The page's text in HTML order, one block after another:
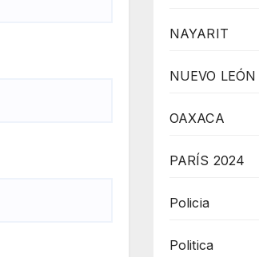
NAYARIT
NUEVO LEÓN
OAXACA
PARÍS 2024
Policia
Politica